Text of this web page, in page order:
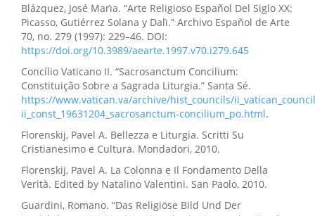
Blázquez, José Marı́a. “Arte Religioso Español Del Siglo XX:
Picasso, Gutiérrez Solana y Dalı́.” Archivo Español de Arte
70, no. 279 (1997): 229–46. DOI:
https://doi.org/10.3989/aearte.1997.v70.i279.645
Concílio Vaticano II. “Sacrosanctum Concilium:
Constituição Sobre a Sagrada Liturgia.” Santa Sé.
https://www.vatican.va/archive/hist_councils/
ii_const_19631204_sacrosanctum-concilium_po.html.
Florenskij, Pavel A. Bellezza e Liturgia. Scritti Su
Cristianesimo e Cultura. Mondadori, 2010.
Florenskij, Pavel A. La Colonna e Il Fondamento Della
Verità. Edited by Natalino Valentini. San Paolo, 2010.
Guardini, Romano. “Das Religiöse Bild Und Der